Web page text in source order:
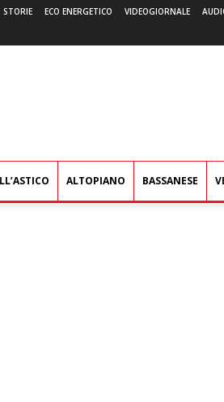
STORIE ECO ENERGETICO VIDEOGIORNALE
ALTOPIANO BASSANESE